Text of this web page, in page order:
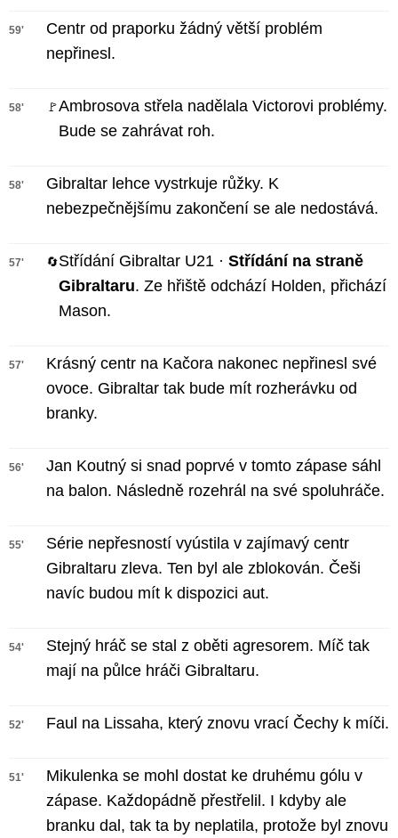
59'
Centr od praporku žádný větší problém
nepřinesl.
58' 🚩Ambrosova střela nadělala Victorovi problémy.
Bude se zahrávat roh.
58'
Gibraltar lehce vystrkuje růžky. K
nebezpečnějšímu zakončení se ale nedostává.
57' 🔄Střídání Gibraltar U21 · Střídání na straně
Gibraltaru. Ze hřiště odchází Holden, přichází
Mason.
57'
Krásný centr na Kačora nakonec nepřinesl své
ovoce. Gibraltar tak bude mít rozherávku od
branky.
56'
Jan Koutný si snad poprvé v tomto zápase sáhl
na balon. Následně rozehrál na své spoluhráče.
55'
Série nepřesností vyústila v zajímavý centr
Gibraltaru zleva. Ten byl ale zblokován. Češi
navíc budou mít k dispozici aut.
54'
Stejný hráč se stal z oběti agresorem. Míč tak
mají na půlce hráči Gibraltaru.
52' Faul na Lissaha, který znovu vrací Čechy k míči.
51'
Mikulenka se mohl dostat ke druhému gólu v
zápase. Každopádně přestřelil. I kdyby ale
branku dal, tak ta by neplatila, protože byl znovu